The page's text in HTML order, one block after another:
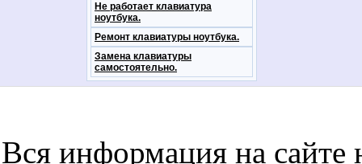
Не работает клавиатура
ноутбука.
Ремонт клавиатуры ноутбука.
Замена клавиатуры
самостоятельно.
Вся информация на сайте